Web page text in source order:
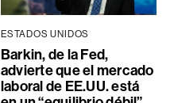
ESTADOS UNIDOS
Barkin, de la Fed,
advierte que el mercado
laboral de EE.UU. está